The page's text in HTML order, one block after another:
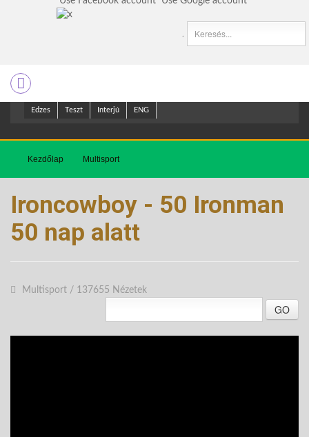
Edzes Teszt Interjú ENG
Kezdőlap Multisport
Ironcowboy - 50 Ironman
50 nap alatt
Multisport / 137655 Nézetek
GO